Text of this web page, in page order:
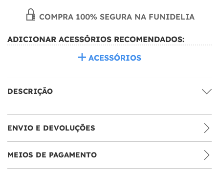
COMPRA 100% SEGURA NA FUNIDELIA
ADICIONAR ACESSÓRIOS RECOMENDADOS:
ACESSÓRIOS
DESCRIÇÃO
ENVIO E DEVOLUÇÕES
MEIOS DE PAGAMENTO